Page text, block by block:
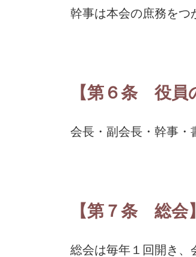
幹事は本会の庶務をつ
【第６条 役員
会長・副会長・幹事・
【第７条 総会】
総会は毎年１回開き、